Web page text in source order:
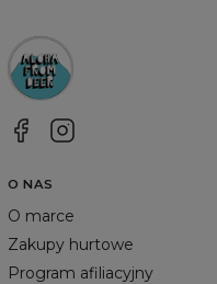
O NAS
O marce
Zakupy hurtowe
Program afiliacyjny